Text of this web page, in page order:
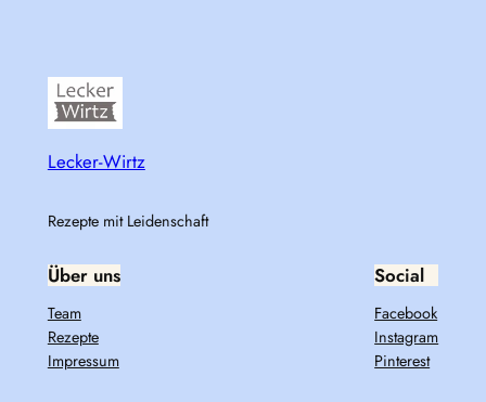
Lecker-Wirtz
Rezepte mit Leidenschaft
Über uns
Team
Rezepte
Impressum
Social
Facebook
Instagram
Pinterest